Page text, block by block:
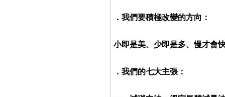
．我們要積極改變的方向：
小即是美、少即是多、慢才會
．我們的七大主張：